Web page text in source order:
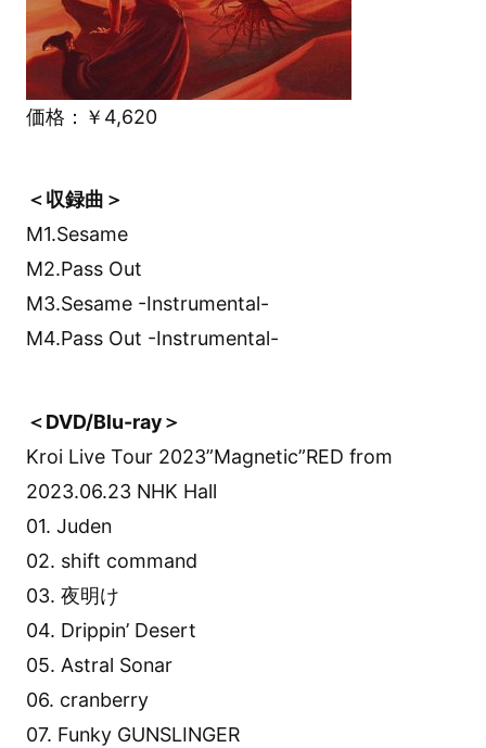
価格：￥4,620
＜収録曲＞
M1.Sesame
M2.Pass Out
M3.Sesame -Instrumental-
M4.Pass Out -Instrumental-
＜DVD/Blu-ray＞
Kroi Live Tour 2023”Magnetic”RED from
2023.06.23 NHK Hall
01. Juden
02. shift command
03. 夜明け
04. Drippin’ Desert
05. Astral Sonar
06. cranberry
07. Funky GUNSLINGER